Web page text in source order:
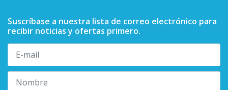
Suscríbase a nuestra lista de correo electrónico para
recibir noticias y ofertas primero.